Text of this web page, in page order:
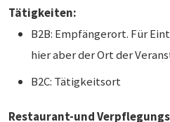
Tätigkeiten:
B2B: Empfängerort. Für
hier aber der Ort der
B2C: Tätigkeitsort
Restaurant-und